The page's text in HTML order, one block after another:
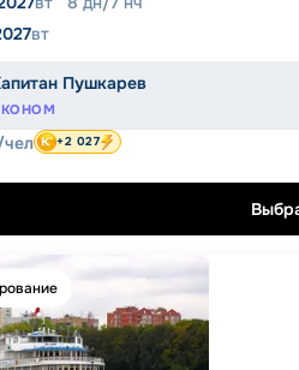
вт
Пушкарев
+2 027